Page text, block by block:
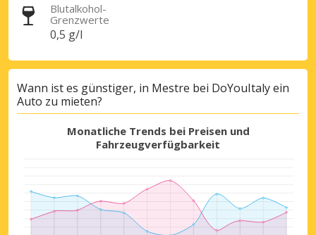
Blutalkohol-
Grenzwerte
0,5 g/l
Wann ist es günstiger, in Mestre bei DoYouItaly ein
Auto zu mieten?
Monatliche Trends bei Preisen und
Fahrzeugverfügbarkeit